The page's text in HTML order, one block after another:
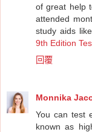
of great help
attended
study aids like
9th Edition
回覆
Monnika
You can test
known as